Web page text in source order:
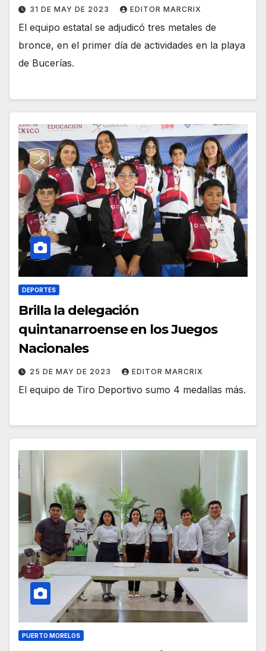
31 DE MAY DE 2023 EDITOR MARCRIX
El equipo estatal se adjudicó tres metales de
bronce, en el primer día de actividades en la playa
de Bucerías.
DEPORTES
Brilla la delegación
quintanarroense en los Juegos
Nacionales
25 DE MAY DE 2023 EDITOR MARCRIX
El equipo de Tiro Deportivo sumo 4 medallas más.
PUERTO MORELOS